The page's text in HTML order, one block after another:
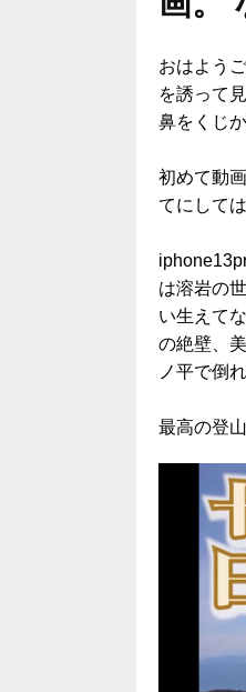
おはよう
を誘って
鼻をくじ
初めて動
てにして
は溶岩の
い生えて
の絶壁、
ノ平で倒
最高の登